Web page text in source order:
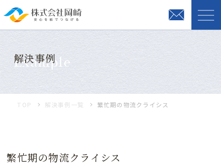
Example
解決事例
TOP 解決事例一覧 繁忙期の物流クライシス
繁忙期の物流クライシス